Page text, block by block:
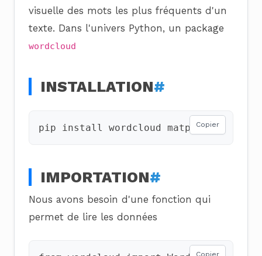
visuelle des mots les plus fréquents d'un
texte. Dans l'univers Python, un package
wordcloud
INSTALLATION#
pip install wordcloud Copier
IMPORTATION#
Nous avons besoin d'une fonction qui
permet de lire les données
Copier